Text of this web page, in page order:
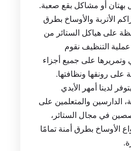
أو مشاكل بقع صعبة.
الأتربة والأوساخ بطرق
على هياكل الستائر من
عملية التنظيف نقوم
وتمريرها على جميع أجزاء
على رونقها ونظافتها.
لدينا أمهر الأيدي
الدارسين والمتعلمين على
في مجال الستائر،
الأوساخ بطرق أمنة تمامًا